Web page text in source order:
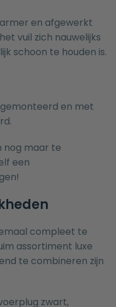
en afgewerkt
vuil zich nauwelijks
schoon te houden is.
en met
nog maar te
een
compleet te
assortiment luxe
te combineren zijn
zwart,